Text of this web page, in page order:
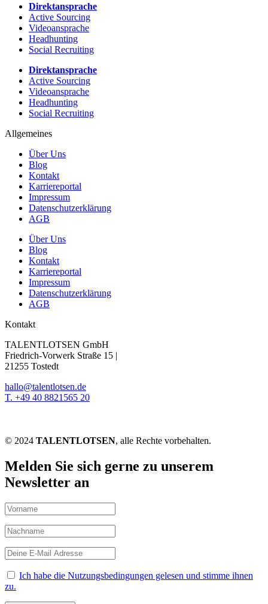
Direktansprache
Active Sourcing
Videoansprache
Headhunting
Social Recruiting
Direktansprache
Active Sourcing
Videoansprache
Headhunting
Social Recruiting
Allgemeines
Über Uns
Blog
Kontakt
Karriereportal
Impressum
Datenschutzerklärung
AGB
Über Uns
Blog
Kontakt
Karriereportal
Impressum
Datenschutzerklärung
AGB
Kontakt
TALENTLOTSEN GmbH
Friedrich-Vorwerk Straße 15 |
21255 Tostedt
hallo@talentlotsen.de
T. +49 40 8821565 20
© 2024 TALENTLOTSEN, alle Rechte vorbehalten.
Melden Sie sich gerne zu unserem
Newsletter an
Ich habe die Nutzungsbedingungen gelesen und stimme ihnen
zu.